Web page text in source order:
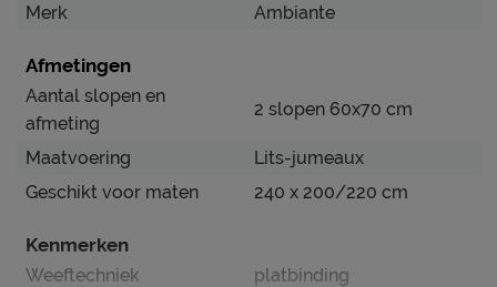
Merk
Ambiante
Afmetingen
Aantal slopen en
afmeting
2 slopen 60x70 cm
Maatvoering
Lits-jumeaux
Geschikt voor maten
240 x 200/220 cm
Kenmerken
Weeftechniek
platbinding